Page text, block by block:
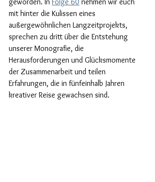
geworden. In Folge 60 nehmen wir euch
mit hinter die Kulissen eines
außergewöhnlichen Langzeitprojekts,
sprechen zu dritt über die Entstehung
unserer Monografie, die
Herausforderungen und Glücksmomente
der Zusammenarbeit und teilen
Erfahrungen, die in fünfeinhalb Jahren
kreativer Reise gewachsen sind.